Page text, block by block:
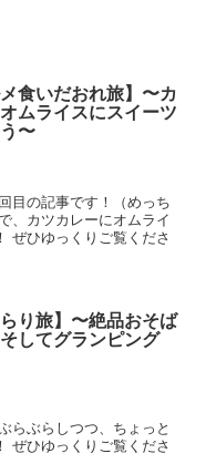
メ食いだおれ旅】〜カ
ムライスにスイーツ
〜
目の記事です！（めっち
、カツカレーにオムライ
ぜひゆっくりご覧くださ
らり旅】〜絶品おそば
してグランピング
らぶらしつつ、ちょっと
ぜひゆっくりご覧くださ